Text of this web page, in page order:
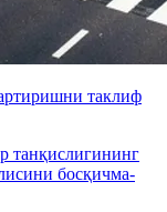
таклиф
танқислигининг
босқичма-